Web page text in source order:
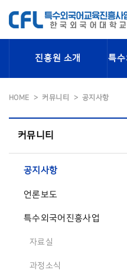
진흥원 소개 특
HOME 커뮤니티 공지사항
커뮤니티
공지사항
언론보도
특수외국어진흥사업
자료실
과정소식